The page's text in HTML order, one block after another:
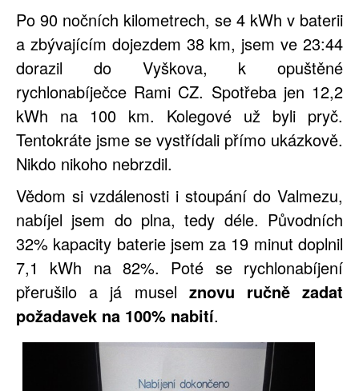
Po 90 nočních kilometrech, se 4 kWh v baterii
a zbývajícím dojezdem 38 km, jsem ve 23:44
dorazil do Vyškova, k opuštěné
rychlonabíječce Rami CZ. Spotřeba jen 12,2
kWh na 100 km. Kolegové už byli pryč.
Tentokráte jsme se vystřídali přímo ukázkově.
Nikdo nikoho nebrzdil.
Vědom si vzdálenosti i stoupání do Valmezu,
nabíjel jsem do plna, tedy déle. Původních
32% kapacity baterie jsem za 19 minut doplnil
7,1 kWh na 82%. Poté se rychlonabíjení
přerušilo a já musel znovu ručně zadat
požadavek na 100% nabití.